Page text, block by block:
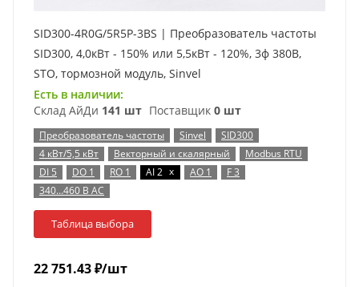
SID300-4R0G/5R5P-3BS | Преобразователь частоты
SID300, 4,0кВт - 150% или 5,5кВт - 120%, 3ф 380В,
STO, тормозной модуль, Sinvel
Есть в наличии:
Склад АйДи 141 шт Поставщик 0 шт
Преобразователь частоты Sinvel
SID300
4 кВт/5,5 кВт
Векторный и скалярный
Modbus RTU
DI 5
DO 1 RO 1 AI 2 x AO 1
F 3
340…460 В AC
Таблица выбора
22 751.43₽/шт